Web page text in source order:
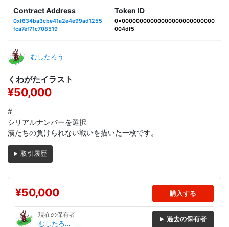
Contract Address
0xf634ba3cbe41a2e4e99ad1255
fca7ef71c708519
Token ID
0x00000000000000000000000000
004df5
むしたろう
くわがたイラスト
¥50,000
#
シリアルナンバーを選択
漢たちの負けられない戦いを描いた一枚です。
取引履歴
¥50,000 購入する
現在の保有者
むしたろ
過去の保有者